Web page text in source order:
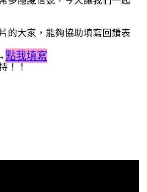
的大家，能夠協助填寫回饋表
點我填寫
！！